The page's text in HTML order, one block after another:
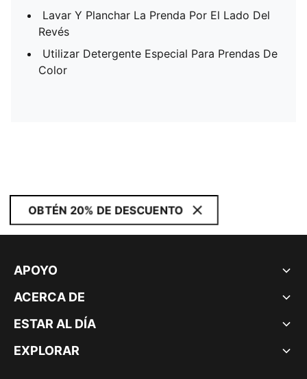
Lavar Y Planchar La Prenda Por El Lado Del
Revés
Utilizar Detergente Especial Para Prendas De
Color
OBTÉN 20% DE DESCUENTO
APOYO
ACERCA DE
ESTAR AL DÍA
EXPLORAR